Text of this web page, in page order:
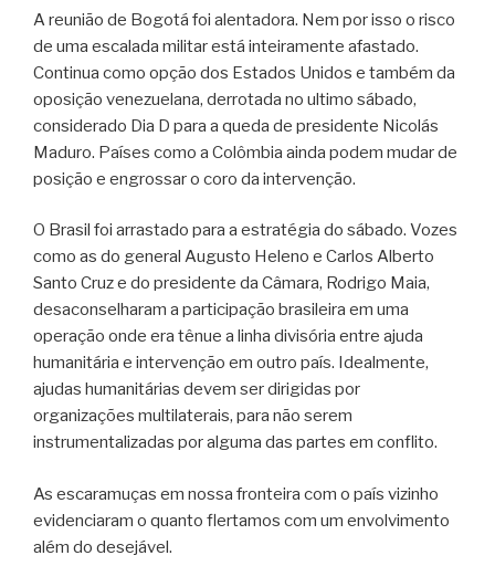
A reunião de Bogotá foi alentadora. Nem por isso o risco
de uma escalada militar está inteiramente afastado.
Continua como opção dos Estados Unidos e também da
oposição venezuelana, derrotada no ultimo sábado,
considerado Dia D para a queda de presidente Nicolás
Maduro. Países como a Colômbia ainda podem mudar de
posição e engrossar o coro da intervenção.
O Brasil foi arrastado para a estratégia do sábado. Vozes
como as do general Augusto Heleno e Carlos Alberto
Santo Cruz e do presidente da Câmara, Rodrigo Maia,
desaconselharam a participação brasileira em uma
operação onde era tênue a linha divisória entre ajuda
humanitária e intervenção em outro país. Idealmente,
ajudas humanitárias devem ser dirigidas por
organizações multilaterais, para não serem
instrumentalizadas por alguma das partes em conflito.
As escaramuças em nossa fronteira com o país vizinho
evidenciaram o quanto flertamos com um envolvimento
além do desejável.